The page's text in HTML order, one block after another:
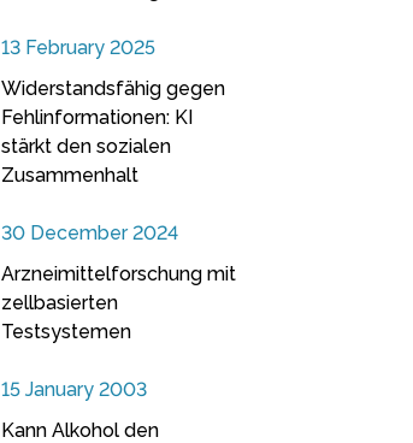
13 February 2025
Widerstandsfähig gegen
Fehlinformationen: KI
stärkt den sozialen
Zusammenhalt
30 December 2024
Arzneimittelforschung mit
zellbasierten
Testsystemen
15 January 2003
Kann Alkohol den